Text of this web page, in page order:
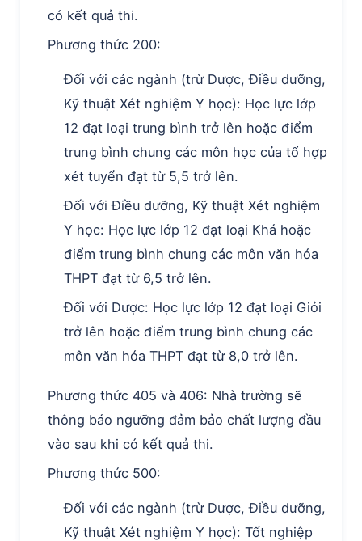
có kết quả thi.
Phương thức 200:
Đối với các ngành (trừ Dược, Điều dưỡng,
Kỹ thuật Xét nghiệm Y học): Học lực lớp
12 đạt loại trung bình trở lên hoặc điểm
trung bình chung các môn học của tổ hợp
xét tuyển đạt từ 5,5 trở lên.
Đối với Điều dưỡng, Kỹ thuật Xét nghiệm
Y học: Học lực lớp 12 đạt loại Khá hoặc
điểm trung bình chung các môn văn hóa
THPT đạt từ 6,5 trở lên.
Đối với Dược: Học lực lớp 12 đạt loại Giỏi
trở lên hoặc điểm trung bình chung các
môn văn hóa THPT đạt từ 8,0 trở lên.
Phương thức 405 và 406: Nhà trường sẽ
thông báo ngưỡng đảm bảo chất lượng đầu
vào sau khi có kết quả thi.
Phương thức 500:
Đối với các ngành (trừ Dược, Điều dưỡng,
Kỹ thuật Xét nghiệm Y học): Tốt nghiệp